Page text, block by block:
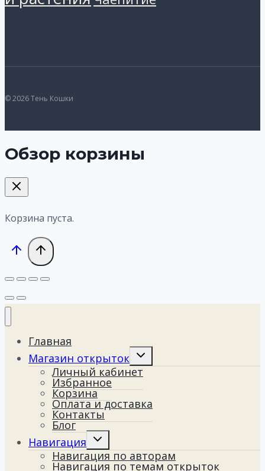
© 2026 Тень Кошки
Обзор корзины
Корзина пуста.
Главная
Магазин открыток
Переключить
меню
Личный кабинет
Избранное
Корзина
Оплата и доставка
Контакты
Блог
Навигация
Переключить
меню
Навигация по авторам
Навигация по темам открыток